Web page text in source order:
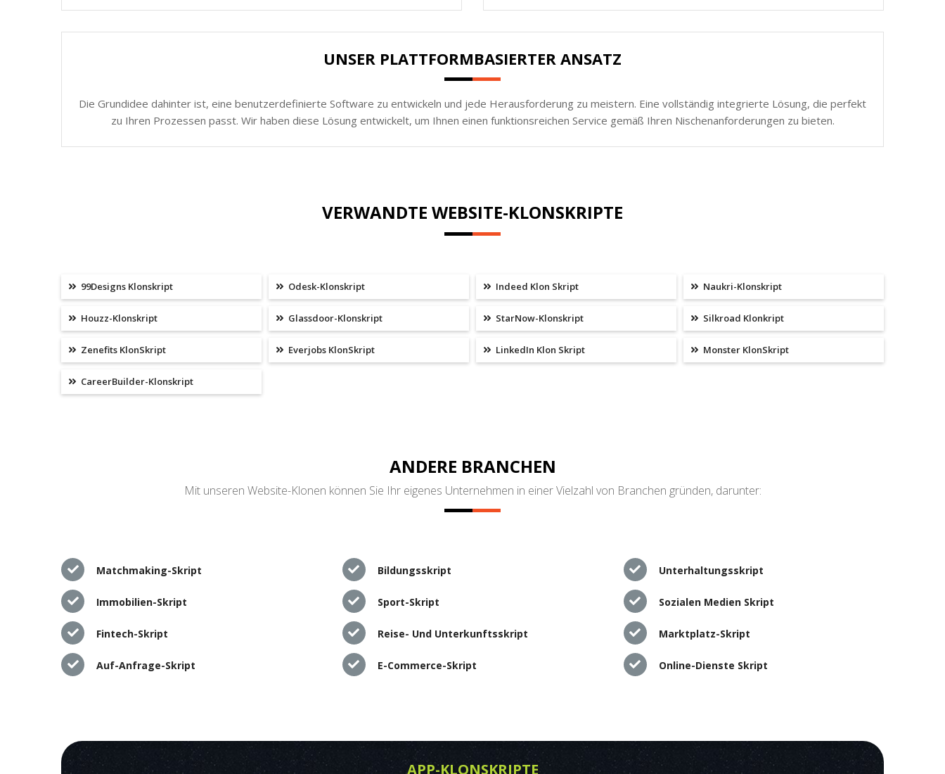
UNSER PLATTFORMBASIERTER ANSATZ
Die Grundidee dahinter ist, eine benutzerdefinierte Software zu entwickeln und jede Herausforderung zu meistern. Eine vollständig integrierte Lösung, die perfekt
zu Ihren Prozessen passt. Wir haben diese Lösung entwickelt, um Ihnen einen funktionsreichen Service gemäß Ihren Nischenanforderungen zu bieten.
VERWANDTE WEBSITE-KLONSKRIPTE
99Designs Klonskript Odesk-Klonskript Indeed Klon Skript Naukri-Klonskript
Houzz-Klonskript Glassdoor-Klonskript StarNow-Klonskript Silkroad Klonkript
Zenefits KlonSkript Everjobs KlonSkript LinkedIn Klon Skript Monster KlonSkript
CareerBuilder-Klonskript
ANDERE BRANCHEN
Mit unseren Website-Klonen können Sie Ihr eigenes Unternehmen in einer Vielzahl von Branchen gründen, darunter:
Matchmaking-Skript Bildungsskript Unterhaltungsskript
Immobilien-Skript Sport-Skript Sozialen Medien Skript
Fintech-Skript Reise- Und Unterkunftsskript Marktplatz-Skript
Auf-Anfrage-Skript E-Commerce-Skript Online-Dienste Skript
APP-KLONSKRIPTE